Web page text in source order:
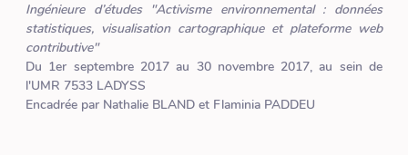
Ingénieure d’études "Activisme environnemental : données
statistiques, visualisation cartographique et plateforme web
contributive"
Du 1er septembre 2017 au 30 novembre 2017, au sein de
l'UMR 7533 LADYSS
Encadrée par Nathalie BLAND et Flaminia PADDEU